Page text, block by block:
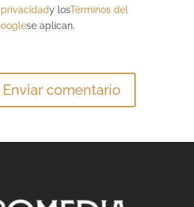
y losTérminos del
se aplican.